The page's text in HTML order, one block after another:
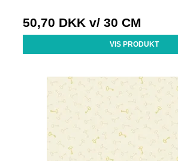
50,70 DKK v/ 30 CM
VIS PRODUKT